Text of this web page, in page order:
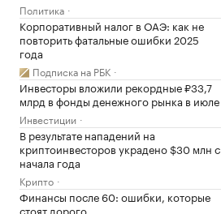
Политика
Корпоративный налог в ОАЭ: как не
повторить фатальные ошибки 2025
года
Подписка на РБК
Инвесторы вложили рекордные ₽33,7
млрд в фонды денежного рынка в июле
Инвестиции
В результате нападений на
криптоинвесторов украдено $30 млн с
начала года
Крипто
Финансы после 60: ошибки, которые
стоят дорого